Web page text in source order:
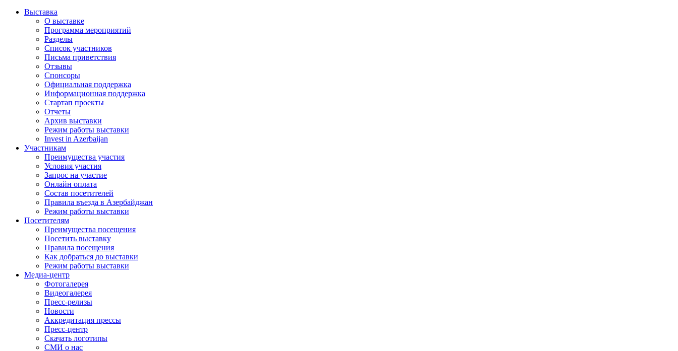
Выставка
О выставке
Программа мероприятий
Разделы
Список участников
Письма приветствия
Отзывы
Спонсоры
Официальная поддержка
Информационная поддержка
Стартап проекты
Отчеты
Архив выставки
Режим работы выставки
Invest in Azerbaijan
Участникам
Преимущества участия
Условия участия
Запрос на участие
Онлайн оплата
Состав посетителей
Правила въезда в Азербайджан
Режим работы выставки
Посетителям
Преимущества посещения
Посетить выставку
Правила посещения
Как добраться до выставки
Режим работы выставки
Медиа-центр
Фотогалерея
Видеогалерея
Пресс-релизы
Новости
Аккредитация прессы
Пресс-центр
Скачать логотипы
СМИ о нас